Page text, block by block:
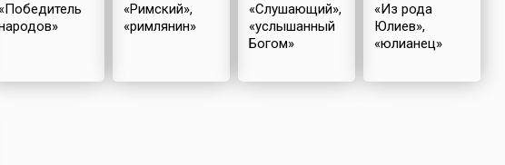
«Победитель
«Римский»,
«римлянин»
«Слушающий»,
«услышанный
Богом»
«Из рода
Юлиев»,
«юлианец»